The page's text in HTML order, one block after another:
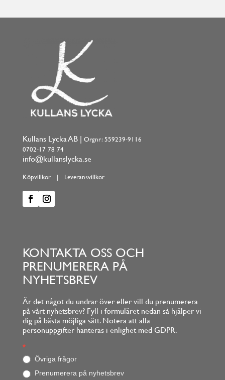
Kullans Lycka AB | Orgnr: 559239-9116
0702-17 78 74
info@kullanslycka.se
Köpvillkor| Leveransvillkor
KONTAKTA OSS OCH
PRENUMERERA PÅ
NYHETSBREV
Är det något du undrar över eller vill du prenumerera
på vårt nyhetsbrev? Fyll i formuläret nedan så hjälper vi
dig på bästa möjliga sätt. Notera att alla
personuppgifter hanteras i enlighet med GDPR.
Footerform
*
Övriga frågor
Prenumerera på nyhetsbrev
O
m
d
u